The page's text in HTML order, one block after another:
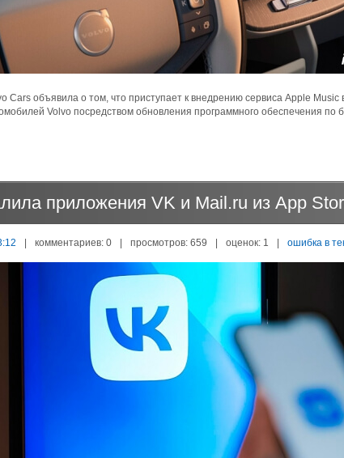
Cars объявила о том, что приступает к внедрению сервиса Apple Music
Volvo посредством обновления программного обеспечения по
приложения VK и Mail.ru из App
| комментариев: 0 | просмотров: 659 | оценок: 1 | ошибка в